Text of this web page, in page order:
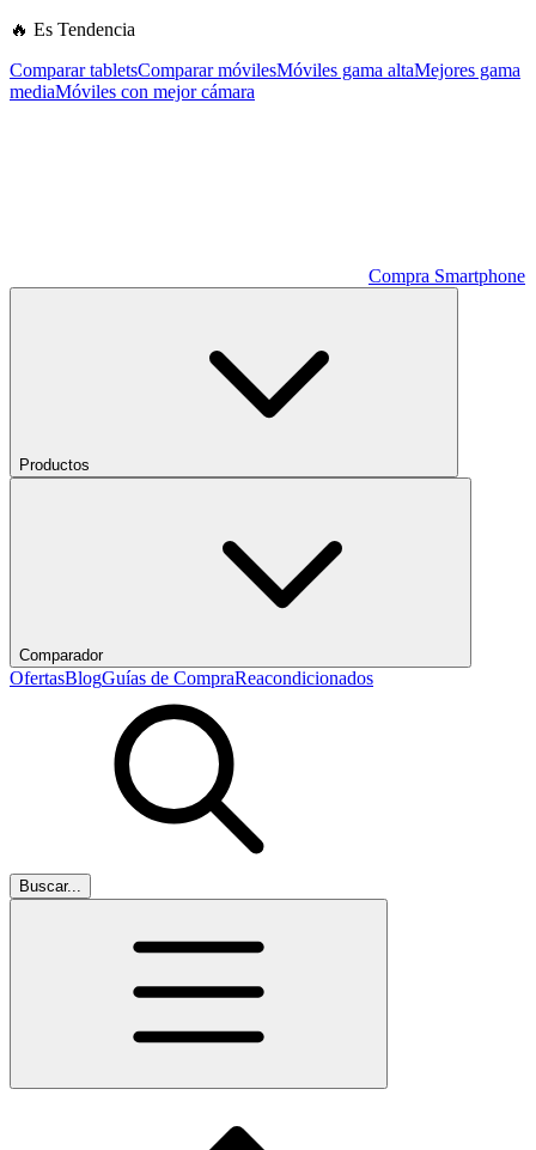
🔥 Es Tendencia
Comparar tabletsComparar móvilesMóviles gama altaMejores gama
mediaMóviles con mejor cámara
Compra Smartphone
Productos
Comparador
OfertasBlogGuías de CompraReacondicionados
Buscar...